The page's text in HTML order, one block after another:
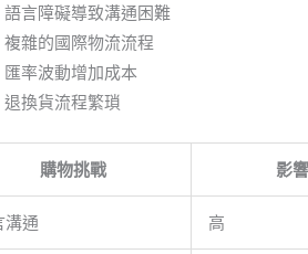
語言障礙導致溝通困難
複雜的國際物流流程
匯率波動增加成本
退換貨流程繁瑣
購物挑戰 影
溝通 高